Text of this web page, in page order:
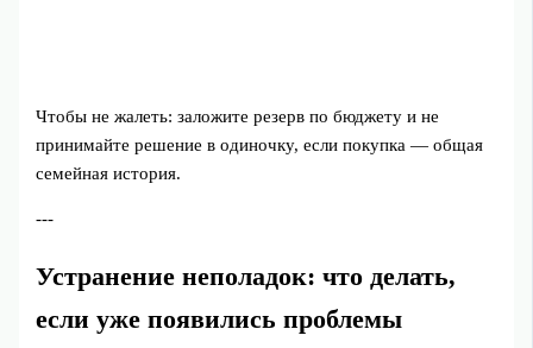
Чтобы не жалеть: заложите резерв по бюджету и не
принимайте решение в одиночку, если покупка — общая
семейная история.
---
Устранение неполадок: что делать,
если уже появились проблемы